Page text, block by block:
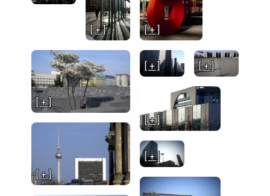
[ + ]
[ + ]
[ + ]
[ + ] [ + ]
[ + ]
[ + ]
[ + ]